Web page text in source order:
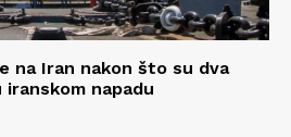
na Iran nakon što su dva
napadu